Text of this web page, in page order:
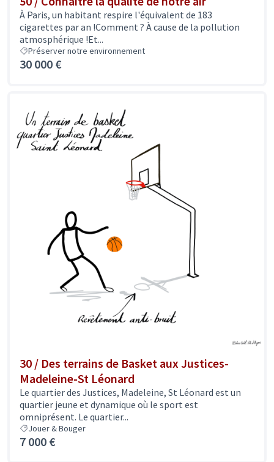
À Paris, un habitant respire l'équivalent de 183
cigarettes par an !Comment ? À cause de la pollution
atmosphérique !Et...
Préserver notre environnement
30 000 €
30 / Des terrains de Basket aux Justices-
Madeleine-St Léonard
Le quartier des Justices, Madeleine, St Léonard est un
quartier jeune et dynamique où le sport est
omniprésent. Le quartier...
Jouer & Bouger
7 000 €